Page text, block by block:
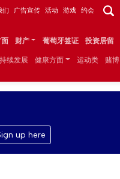
们 广告宣传 活动 游戏 约会
财产 葡萄牙签证 投资居留
续发展 健康方面 运动类 赌博
up here